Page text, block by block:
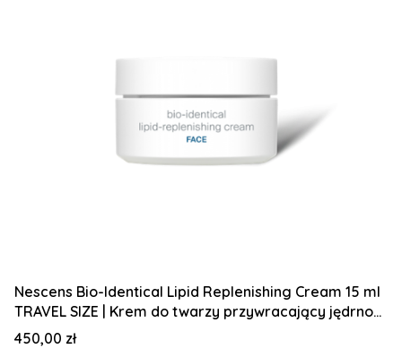
Nescens Bio-Identical Lipid Replenishing Cream 15 ml
TRAVEL SIZE | Krem do twarzy przywracający jędrność
i elastyczność
Cena
450,00 zł